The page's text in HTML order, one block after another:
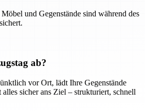
und Gegenstände sind während des
ab?
vor Ort, lädt Ihre Gegenstände
sicher ans Ziel – strukturiert, schnell